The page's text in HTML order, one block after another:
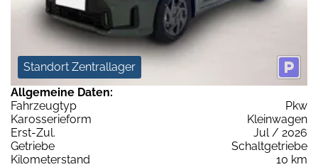
Standort Zentrallager
Allgemeine Daten:
Fahrzeugtyp
Pkw
Karosserieform
Kleinwagen
Erst-Zul.
Jul / 2026
Getriebe
Schaltgetriebe
Kilometerstand
10 km